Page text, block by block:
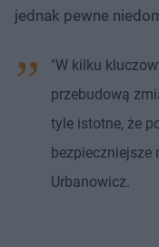
jednak pewne
"W kilku
przebudową
tyle istotne, że
bezpieczniejsze
Urbanowicz.